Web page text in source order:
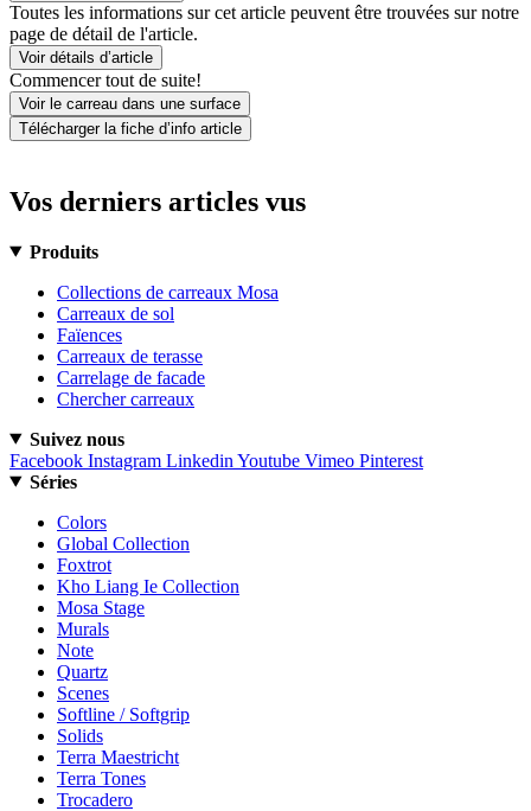
Toutes les informations sur cet article peuvent être trouvées sur notre
page de détail de l'article.
Voir détails d’article
Commencer tout de suite!
Voir le carreau dans une surface
Télécharger la fiche d’info article
Vos derniers articles vus
Produits
Collections de carreaux Mosa
Carreaux de sol
Faïences
Carreaux de terasse
Carrelage de facade
Chercher carreaux
Suivez nous
Facebook Instagram Linkedin Youtube Vimeo Pinterest
Séries
Colors
Global Collection
Foxtrot
Kho Liang Ie Collection
Mosa Stage
Murals
Note
Quartz
Scenes
Softline / Softgrip
Solids
Terra Maestricht
Terra Tones
Trocadero